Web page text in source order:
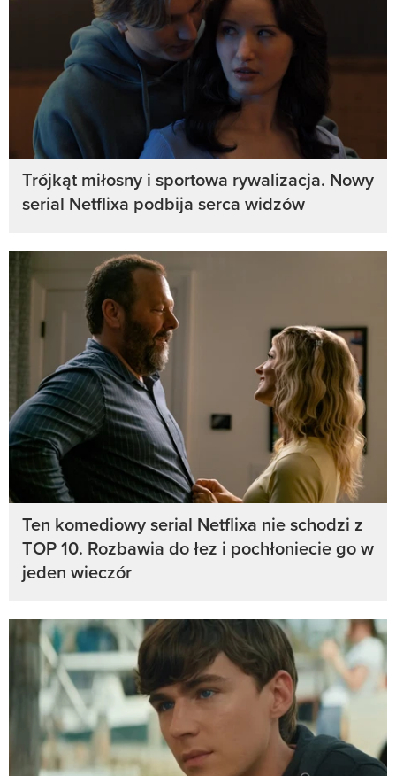
Trójkąt miłosny i sportowa rywalizacja. Nowy
serial Netflixa podbija serca widzów
Ten komediowy serial Netflixa nie schodzi z
TOP 10. Rozbawia do łez i pochłoniecie go w
jeden wieczór